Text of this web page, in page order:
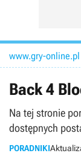
www.gry-online.pl
Back 4
Na tej stronie
dostępnych
PORADNIKI